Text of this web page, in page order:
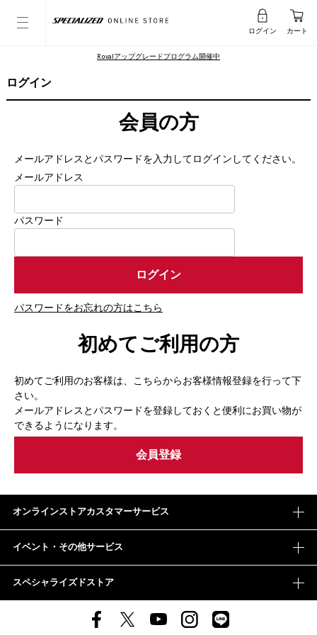
ログイン カート
Rovalアップグレードプログラム開催中
ログイン
会員の方
メールアドレスとパスワードを入力してログインしてください。
メールアドレス
パスワード
パスワードをお忘れの方はこちら
初めてご利用の方
初めてご利用のお客様は、こちらからお客様情報登録を行って下
さい。
メールアドレスとパスワードを登録しておくと便利にお買い物が
できるようになります。
オンラインストアカスタマーサービス
イベント・その他サービス
スペシャライズドストア